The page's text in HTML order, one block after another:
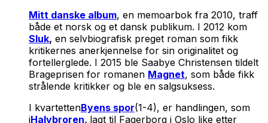
Mitt danske album, en memoarbok fra 2010, traff
både et norsk og et dansk publikum. I 2012 kom
Sluk, en selvbiografisk preget roman som fikk
kritikernes anerkjennelse for sin originalitet og
fortellerglede. I 2015 ble Saabye Christensen tildelt
Brageprisen for romanen Magnet, som både fikk
strålende kritikker og ble en salgsuksess.
I kvartettenByens spor(1-4), er handlingen, som
iHalvbroren, lagt til Fagerborg i Oslo like etter